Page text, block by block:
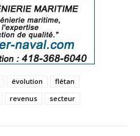
évolution
flétan
revenus secteur